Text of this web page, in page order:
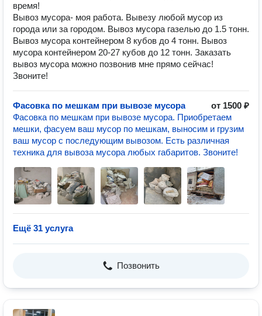
время!
Вывоз мусора- моя работа. Вывезу любой мусор из
города или за городом. Вывоз мусора газелью до 1.5 тонн.
Вывоз мусора контейнером 8 кубов до 4 тонн. Вывоз
мусора контейнером 20-27 кубов до 12 тонн. Заказать
вывоз мусора можно позвонив мне прямо сейчас!
Звоните!
Фасовка по мешкам при вывозе мусора
от 1500 ₽
Фасовка по мешкам при вывозе мусора. Приобретаем
мешки, фасуем ваш мусор по мешкам, выносим и грузим
ваш мусор с последующим вывозом. Есть различная
техника для вывоза мусора любых габаритов. Звоните!
Ещё 31 услуга
Позвонить